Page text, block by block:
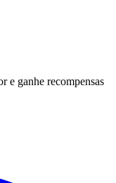
e ganhe recompensas